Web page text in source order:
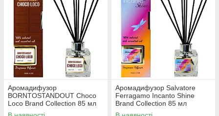
Аромадифузор
BORNTOSTANDOUT Choco
Loco Brand Collection 85 мл
Аромадифузор Salvatore
Ferragamo Incanto Shine
Brand Collection 85 мл